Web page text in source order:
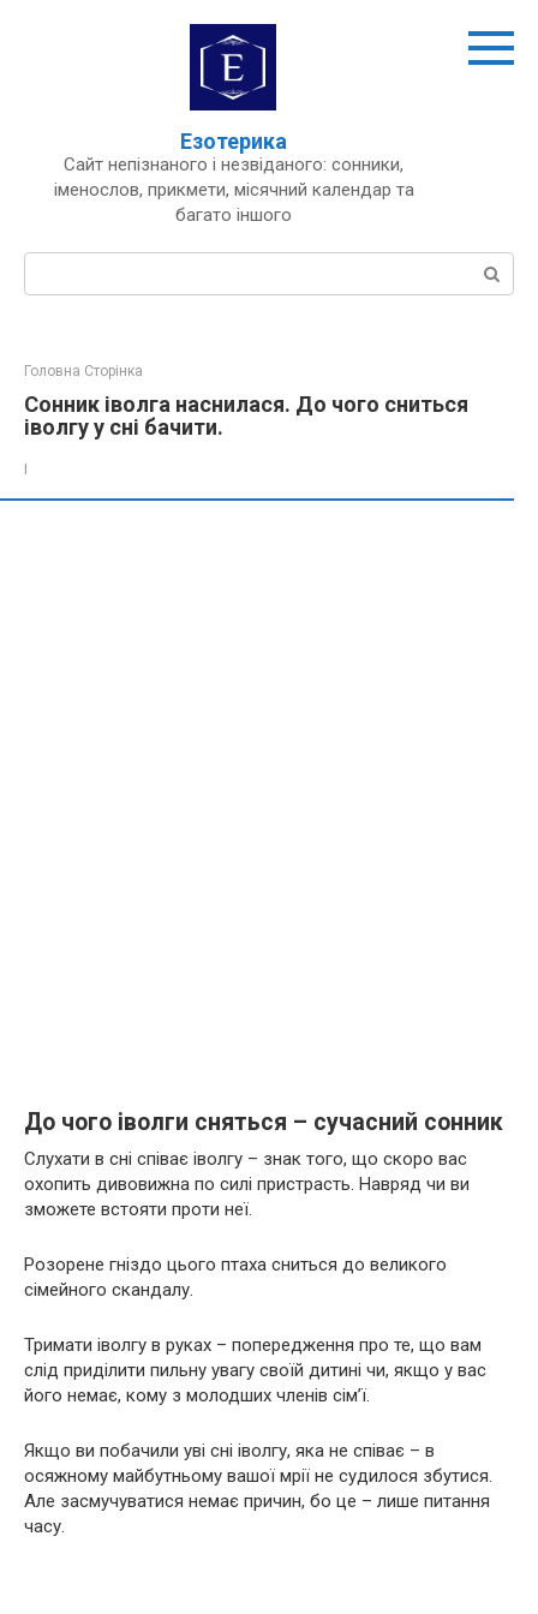
Езотерика
Сайт непізнаного і незвіданого: сонники,
іменослов, прикмети, місячний календар та
багато іншого
Пошук:
Головна Сторінка
Сонник іволга наснилася. До чого сниться
іволгу у сні бачити.
І
До чого іволги сняться – сучасний сонник
Слухати в сні співає іволгу – знак того, що скоро вас
охопить дивовижна по силі пристрасть. Навряд чи ви
зможете встояти проти неї.
Розорене гніздо цього птаха сниться до великого
сімейного скандалу.
Тримати іволгу в руках – попередження про те, що вам
слід приділити пильну увагу своїй дитині чи, якщо у вас
його немає, кому з молодших членів сім’ї.
Якщо ви побачили уві сні іволгу, яка не співає – в
осяжному майбутньому вашої мрії не судилося збутися.
Але засмучуватися немає причин, бо це – лише питання
часу.